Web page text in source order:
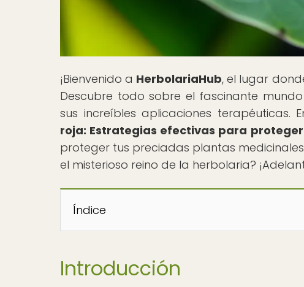
¡Bienvenido a HerbolariaHub, el lugar
Descubre todo sobre el fascinante
sus increíbles aplicaciones terapéuticas.
roja: Estrategias efectivas para
proteger tus preciadas plantas
el misterioso reino de la herbolaria?
Índice
Introducción